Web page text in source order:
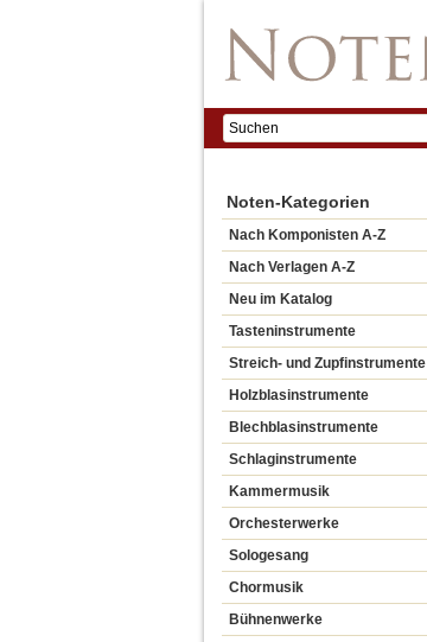
Noten-Kategorien
Nach Komponisten A-Z
Nach Verlagen A-Z
Neu im Katalog
Tasteninstrumente
Streich- und Zupfinstrumente
Holzblasinstrumente
Blechblasinstrumente
Schlaginstrumente
Kammermusik
Orchesterwerke
Sologesang
Chormusik
Bühnenwerke